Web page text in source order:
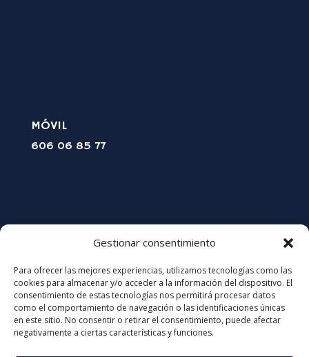
Gestionar consentimiento
Para ofrecer las mejores experiencias, utilizamos tecnologías como las
cookies para almacenar y/o acceder a la información del dispositivo. El
consentimiento de estas tecnologías nos permitirá procesar datos
como el comportamiento de navegación o las identificaciones únicas
en este sitio. No consentir o retirar el consentimiento, puede afectar
negativamente a ciertas características y funciones.
MÓVIL
606 06 85 77
SÍGUEME